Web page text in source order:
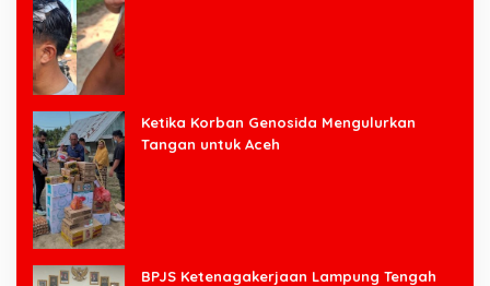
Ketika Korban Genosida Mengulurkan
Tangan untuk Aceh
BPJS Ketenagakerjaan Lampung Tengah